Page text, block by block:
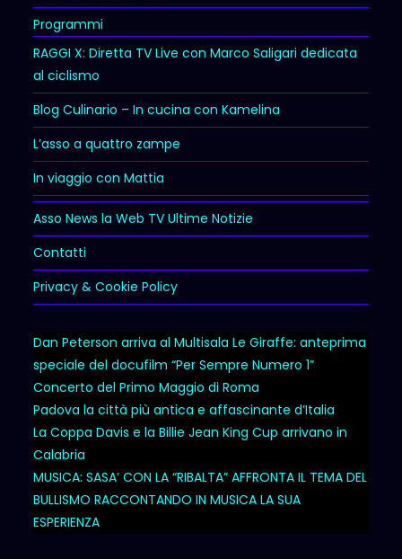
Programmi
RAGGI X: Diretta TV Live con Marco Saligari dedicata
al ciclismo
Blog Culinario – In cucina con Kamelina
L’asso a quattro zampe
In viaggio con Mattia
Asso News la Web TV Ultime Notizie
Contatti
Privacy & Cookie Policy
Dan Peterson arriva al Multisala Le Giraffe: anteprima
speciale del docufilm “Per Sempre Numero 1”
Concerto del Primo Maggio di Roma
Padova la città più antica e affascinante d’Italia
La Coppa Davis e la Billie Jean King Cup arrivano in
Calabria
MUSICA: SASA’ CON LA “RIBALTA” AFFRONTA IL TEMA DEL
BULLISMO RACCONTANDO IN MUSICA LA SUA
ESPERIENZA